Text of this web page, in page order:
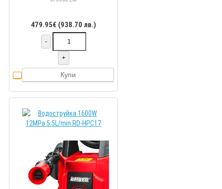
479.95€ (938.70 лв.)
-
+
Купи